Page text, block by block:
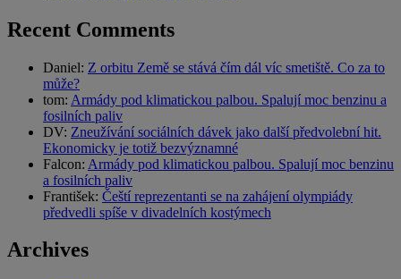
Recent Comments
Daniel: Z orbitu Země se stává čím dál víc smetiště. Co za to
může?
tom: Armády pod klimatickou palbou. Spalují moc benzinu a
fosilních paliv
DV: Zneužívání sociálních dávek jako další předvolební hit.
Ekonomicky je totiž bezvýznamné
Falcon: Armády pod klimatickou palbou. Spalují moc benzinu
a fosilních paliv
František: Čeští reprezentanti se na zahájení olympiády
předvedli spíše v divadelních kostýmech
Archives